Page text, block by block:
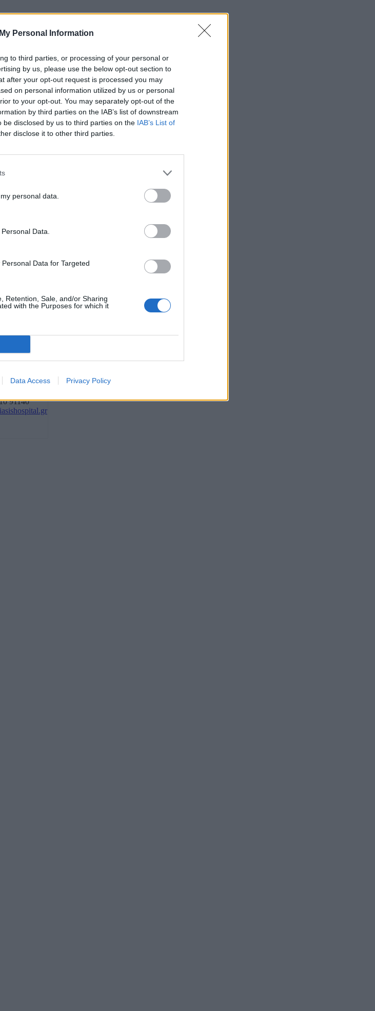
Personal Information
to third parties, or processing of your personal or
by us, please use the below opt-out section to
after your opt-out request is processed you may
on personal information utilized by us or personal
to your opt-out. You may separately opt-out of the
by third parties on the IAB’s list of downstream
disclosed by us to third parties on the IAB’s List of
disclose it to other third parties.
personal data.
Data.
Data for Targeted
Retention, Sale, and/or Sharing
with the Purposes for which it
Data Access Privacy Policy
ασφάλεια
σε ασθενείς
Κλινική και
για την
91140